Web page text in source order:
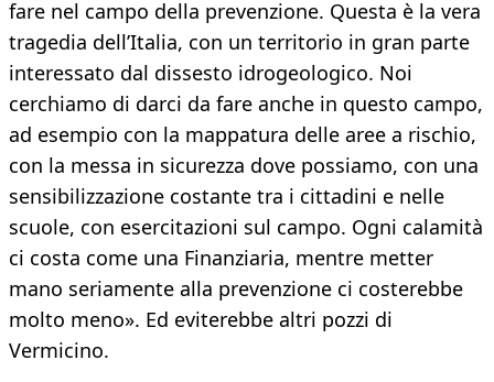
fare nel campo della prevenzione. Questa è la vera
tragedia dell’Italia, con un territorio in gran parte
interessato dal dissesto idrogeologico. Noi
cerchiamo di darci da fare anche in questo campo,
ad esempio con la mappatura delle aree a rischio,
con la messa in sicurezza dove possiamo, con una
sensibilizzazione costante tra i cittadini e nelle
scuole, con esercitazioni sul campo. Ogni calamità
ci costa come una Finanziaria, mentre metter
mano seriamente alla prevenzione ci costerebbe
molto meno». Ed eviterebbe altri pozzi di
Vermicino.